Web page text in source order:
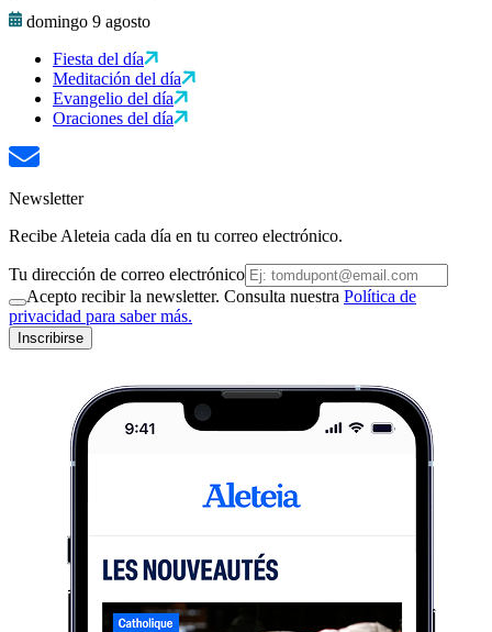
domingo 9 agosto
Fiesta del día
Meditación del día
Evangelio del día
Oraciones del día
Newsletter
Recibe Aleteia cada día en tu correo electrónico.
Tu dirección de correo electrónico
Acepto recibir la newsletter. Consulta nuestra Política de
privacidad para saber más.
Inscribirse